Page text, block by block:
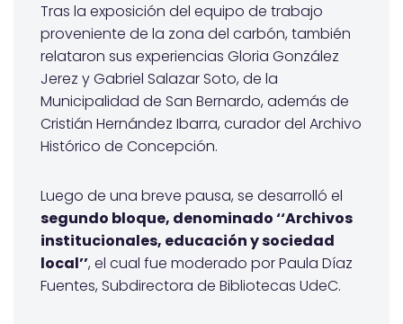
Tras la exposición del equipo de trabajo
proveniente de la zona del carbón, también
relataron sus experiencias Gloria González
Jerez y Gabriel Salazar Soto, de la
Municipalidad de San Bernardo, además de
Cristián Hernández Ibarra, curador del Archivo
Histórico de Concepción.
Luego de una breve pausa, se desarrolló el
segundo bloque, denominado ‘‘Archivos
institucionales, educación y sociedad
local’’, el cual fue moderado por Paula Díaz
Fuentes, Subdirectora de Bibliotecas UdeC.